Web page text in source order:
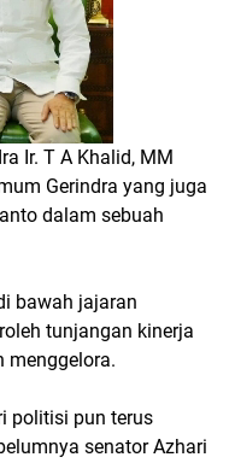
Ir. T A Khalid, MM
Gerindra yang juga
dalam sebuah
bawah jajaran
tunjangan kinerja
menggelora.
politisi pun terus
senator Azhari